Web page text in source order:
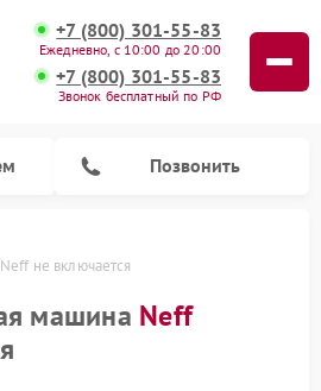
+7 (800) 301-55-83
Ежедневно, с 10:00 до 20:00
+7 (800) 301-55-83
Звонок бесплатный по РФ
Позвонить
не включается
машина Neff